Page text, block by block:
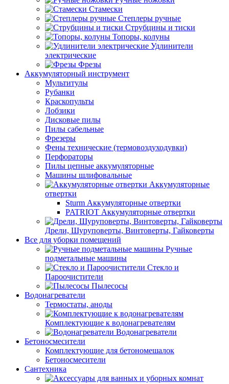
Стамески
Степлеры ручные
Струбцины и тиски
Топоры, колуны
Удлинители
электрические
Фрезы
Аккумуляторный инструмент
Мультитулы
Рубанки
Краскопульты
Лобзики
Дисковые пилы
Пилы сабельные
Фрезеры
Фены технические (термовоздуходувки)
Перфораторы
Пилы цепные аккумуляторные
Машины шлифовальные
Аккумуляторные
отвертки
Sturm Аккумуляторные отвертки
PATRIOT Аккумуляторные отвертки
Дрели, Шуруповерты, Винтоверты, Гайковерты
Все для уборки помещений
Ручные
подметальные машины
Стекло и
Пароочистители
Пылесосы
Водонагреватели
Термостаты, аноды
Комплектующие к водонагревателям
Водонагреватели
Бетоносмесители
Комплектующие для бетономешалок
Бетоносмесители
Сантехника